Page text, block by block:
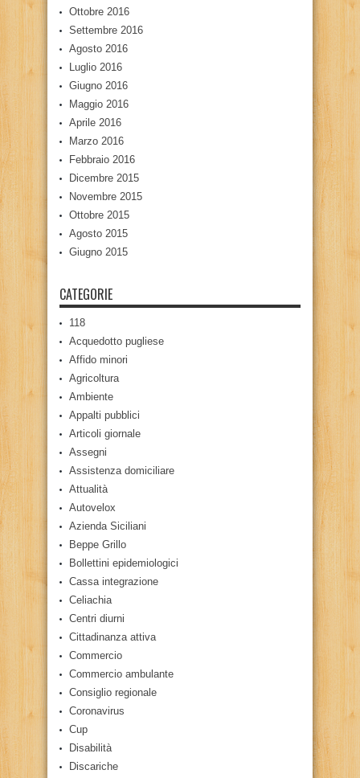
Ottobre 2016
Settembre 2016
Agosto 2016
Luglio 2016
Giugno 2016
Maggio 2016
Aprile 2016
Marzo 2016
Febbraio 2016
Dicembre 2015
Novembre 2015
Ottobre 2015
Agosto 2015
Giugno 2015
CATEGORIE
118
Acquedotto pugliese
Affido minori
Agricoltura
Ambiente
Appalti pubblici
Articoli giornale
Assegni
Assistenza domiciliare
Attualità
Autovelox
Azienda Siciliani
Beppe Grillo
Bollettini epidemiologici
Cassa integrazione
Celiachia
Centri diurni
Cittadinanza attiva
Commercio
Commercio ambulante
Consiglio regionale
Coronavirus
Cup
Disabilità
Discariche